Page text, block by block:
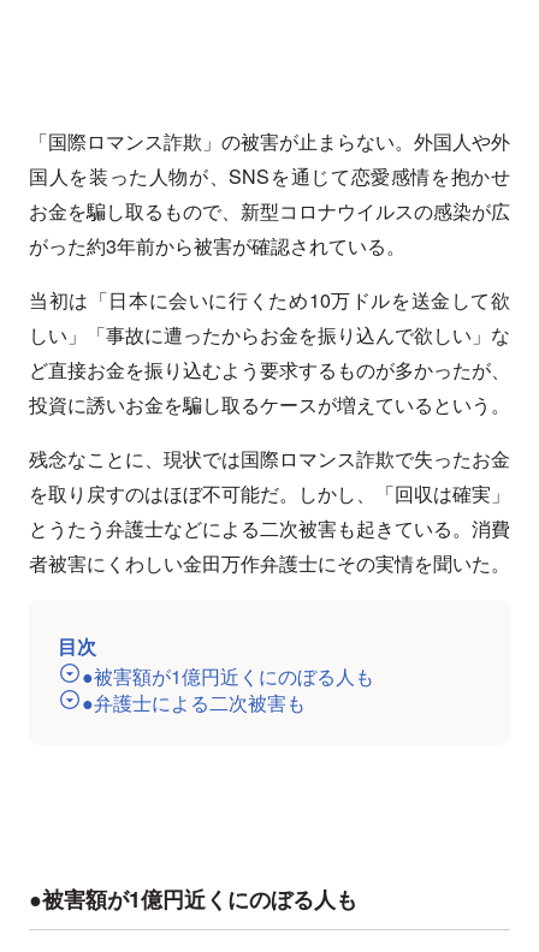
「国際ロマンス詐欺」の被害が止まらない。外国人や外
国人を装った人物が、SNSを通じて恋愛感情を抱かせ
お金を騙し取るもので、新型コロナウイルスの感染が広
がった約3年前から被害が確認されている。
当初は「日本に会いに行くため10万ドルを送金して欲
しい」「事故に遭ったからお金を振り込んで欲しい」な
ど直接お金を振り込むよう要求するものが多かったが、
投資に誘いお金を騙し取るケースが増えているという。
残念なことに、現状では国際ロマンス詐欺で失ったお金
を取り戻すのはほぼ不可能だ。しかし、「回収は確実」
とうたう弁護士などによる二次被害も起きている。消費
者被害にくわしい金田万作弁護士にその実情を聞いた。
目次
●被害額が1億円近くにのぼる人も
●弁護士による二次被害も
●被害額が1億円近くにのぼる人も